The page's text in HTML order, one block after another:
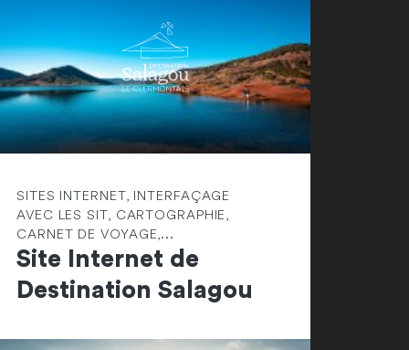
SITES INTERNET, INTERFAÇAGE
AVEC LES SIT, CARTOGRAPHIE,
CARNET DE VOYAGE,...
Site Internet de
Destination Salagou